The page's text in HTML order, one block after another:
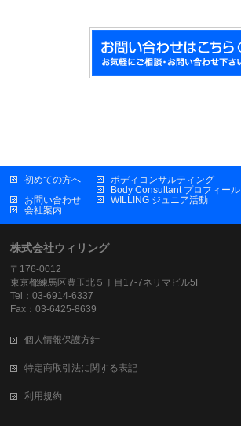
初めての方へ
ボディコンサルティング
Body Consultant プロフィール
お問い合わせ
会社案内
WILLING ジュニア活動
株式会社ウィリング
〒176-0012
東京都練馬区豊玉北５丁目17-7ネリマビル5F
Tel：03-6914-6337
Fax：03-6425-8639
個人情報保護方針
特定商取引法に関する表記
利用規約